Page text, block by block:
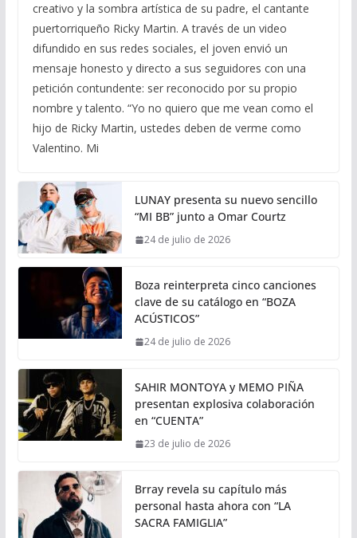
creativo y la sombra artística de su padre, el cantante
puertorriqueño Ricky Martin. A través de un video
difundido en sus redes sociales, el joven envió un
mensaje honesto y directo a sus seguidores con una
petición contundente: ser reconocido por su propio
nombre y talento. “Yo no quiero que me vean como el
hijo de Ricky Martin, ustedes deben de verme como
Valentino. Mi
LUNAY presenta su nuevo sencillo
“MI BB” junto a Omar Courtz
24 de julio de 2026
Boza reinterpreta cinco canciones
clave de su catálogo en “BOZA
ACÚSTICOS”
24 de julio de 2026
SAHIR MONTOYA y MEMO PIÑA
presentan explosiva colaboración
en “CUENTA”
23 de julio de 2026
Brray revela su capítulo más
personal hasta ahora con “LA
SACRA FAMIGLIA”